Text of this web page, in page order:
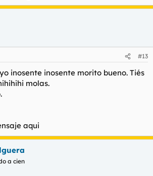
#13
inosente inosente morito bueno. Tiés
molas.
aqui
a cien